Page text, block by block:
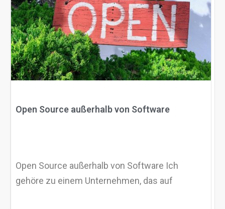
Warum eXo
Internationalisierung
Mobil
Integrationen
Kontrollierte KI
Architektur
Sicherheit
Kontakt
Testen Sie eXo
Open Source außerhalb von Software
Open Source außerhalb von Software Ich
gehöre zu einem Unternehmen, das auf